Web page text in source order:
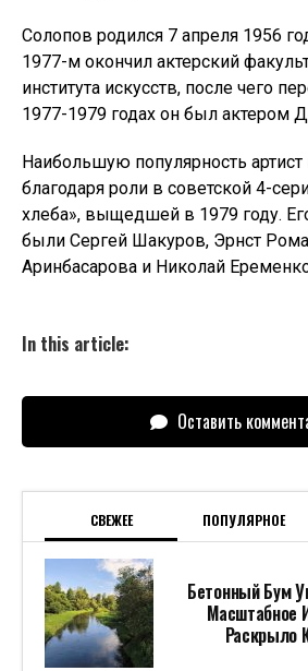
Солопов родился 7 апреля 1956
1977-м окончил актерский
института искусств, после чего
1977-1979 годах он был актером
Наибольшую популярность
благодаря роли в советской 4-
хлеба», выщедшей в 1979 году.
были Сергей Шакуров, Эрнст
Аринбасарова и Николай
In this article:
Оставить
СВЕЖЕЕ ПОПУЛЯРНОЕ
Бетонный Бум
Масштабное
Раскрыло